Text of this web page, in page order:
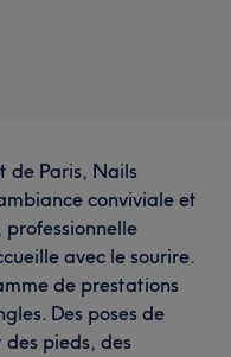
de Paris, Nails
conviviale et
avec le sourire.
de prestations
Des poses de
des pieds, des